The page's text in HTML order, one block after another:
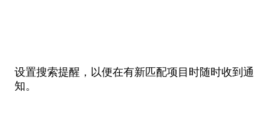
设置搜索提醒，以便在有新匹配项目时随时收到通
知。